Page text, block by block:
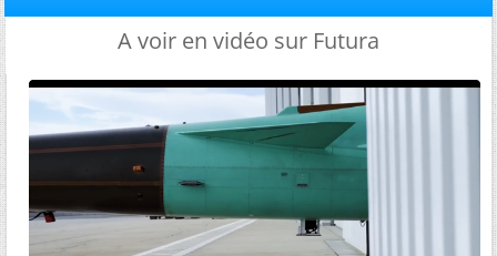
A voir en vidéo sur Futura